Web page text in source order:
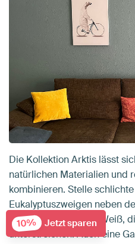
Die Kollektion Arktis lässt
natürlichen Materialien und
kombinieren. Stelle
Eukalyptuszweigen neben
Textilien in Grau und Weiß,
unterstreichen. Auch eine
10% Jetzt sparen